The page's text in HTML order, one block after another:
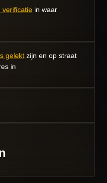
verificatie in waar
gelekt zijn en op straat
in